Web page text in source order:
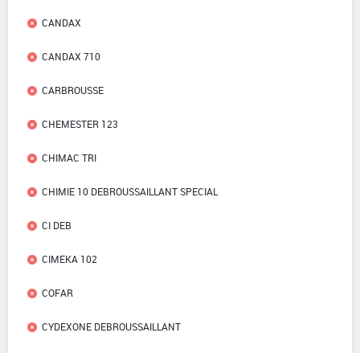
CANDAX
CANDAX 710
CARBROUSSE
CHEMESTER 123
CHIMAC TRI
CHIMIE 10 DEBROUSSAILLANT SPECIAL
CI DEB
CIMEKA 102
COFAR
CYDEXONE DEBROUSSAILLANT